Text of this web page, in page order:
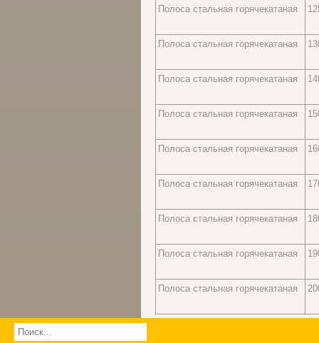
Полоса стальная горячекатаная
Полоса стальная горячекатаная
Полоса стальная горячекатаная
Полоса стальная горячекатаная
Полоса стальная горячекатаная
Полоса стальная горячекатаная
Полоса стальная горячекатаная
Полоса стальная горячекатаная
Полоса стальная горячекатаная